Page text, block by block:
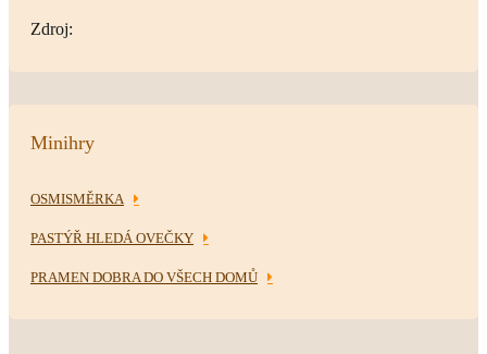
Zdroj:
Minihry
OSMISMĚRKA
PASTÝŘ HLEDÁ OVEČKY
PRAMEN DOBRA DO VŠECH DOMŮ